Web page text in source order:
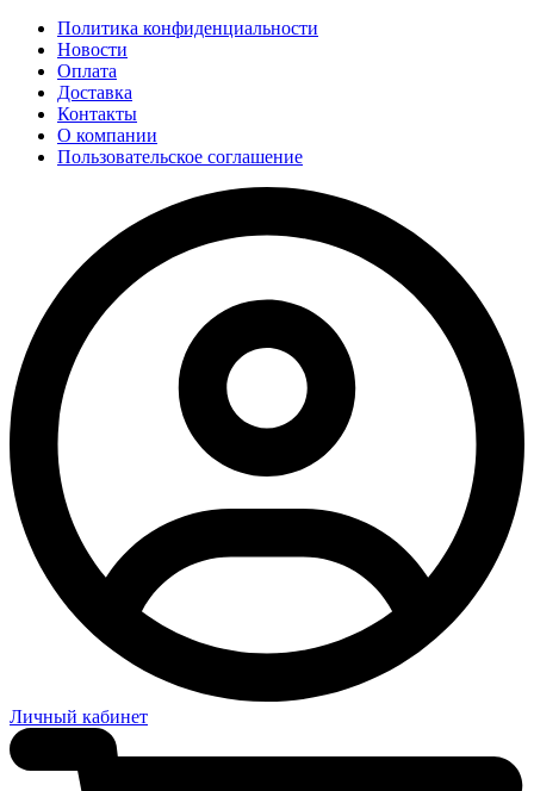
Политика конфиденциальности
Новости
Оплата
Доставка
Контакты
О компании
Пользовательское соглашение
Личный кабинет